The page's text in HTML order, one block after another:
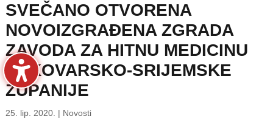
SVEČANO OTVORENA
NOVOIZGRAĐENA ZGRADA
ZAVODA ZA HITNU MEDICINU
VUKOVARSKO-SRIJEMSKE
ŽUPANIJE
25. lip. 2020. | Novosti